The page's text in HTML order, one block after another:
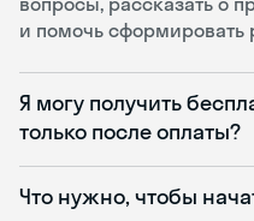
и помочь сформировать
Я могу получить
только после оплаты?
Что нужно, чтобы